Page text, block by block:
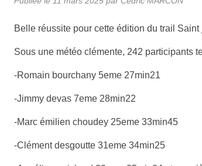
Belle réussite pour cette édition du trail
Sous une météo clémente, 242 participants
-Romain bourchany 5eme 27min21
-Jimmy devas 7eme 28min22
-Marc émilien choudey 25eme 33min45
-Clément desgoutte 31eme 34min25